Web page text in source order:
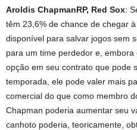
Aroldis ChapmanRP, Red Sox:
têm 23,6% de chance de chegar
disponível para salvar jogos sem
para um time perdedor e,
opção em seu contrato que pode
temporada, ele pode valer mais
comercial do que como membro
Chapman poderia aumentar seu
canhoto poderia, teoricamente,